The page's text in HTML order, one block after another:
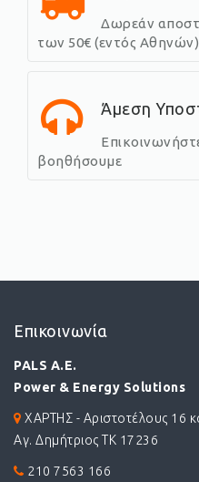
Δωρεάν
των 50€ (εντός Αθηνών)
Άμεση
βοηθήσουμε
Επικοινωνία
PALS A.E.
Power & Energy Solutions
ΧΑΡΤΗΣ - Αριστοτέλους 16
Αγ. Δημήτριος ΤΚ 17236
210 7563 166